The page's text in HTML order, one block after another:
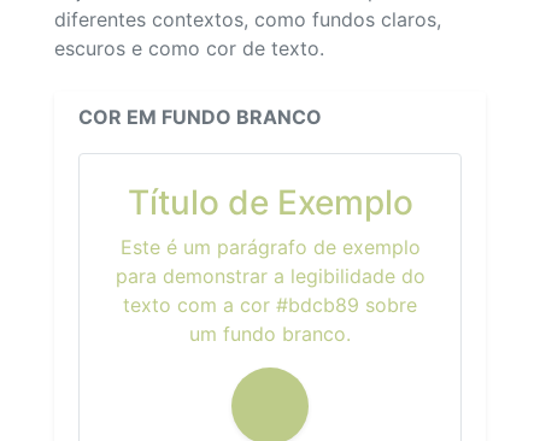
diferentes contextos, como fundos claros,
escuros e como cor de texto.
COR EM FUNDO BRANCO
Título de Exemplo
Este é um parágrafo de exemplo
para demonstrar a legibilidade do
texto com a cor #bdcb89 sobre
um fundo branco.